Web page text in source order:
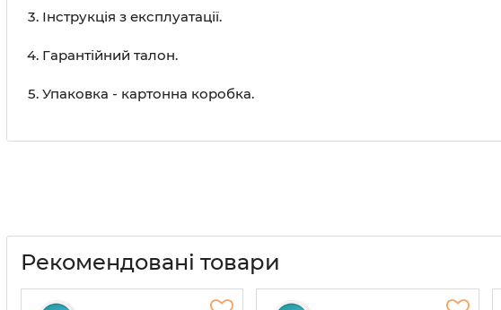
Інструкція з експлуатації.
Гарантійний талон.
Упаковка - картонна коробка.
Рекомендовані товари